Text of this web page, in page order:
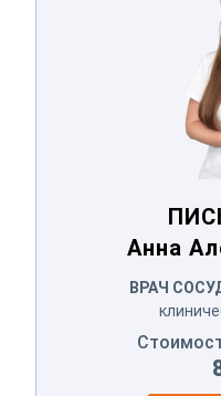
Анна
ВРАЧ